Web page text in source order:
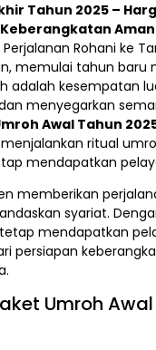
Tahun 2025 –
Aman
Rohani ke
memulai tahun baru
adalah kesempatan
menyegarkan
Awal Tahun
ritual
mendapatkan
memberikan
syariat.
mendapatkan
persiapan
Umroh